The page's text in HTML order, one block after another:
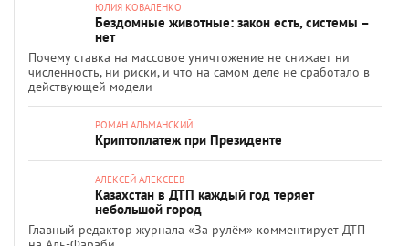
ЮЛИЯ КОВАЛЕНКО
Бездомные животные: закон есть, системы –
нет
Почему ставка на массовое уничтожение не снижает ни
численность, ни риски, и что на самом деле не сработало в
действующей модели
РОМАН АЛЬМАНСКИЙ
Криптоплатеж при Президенте
АЛЕКСЕЙ АЛЕКСЕЕВ
Казахстан в ДТП каждый год теряет
небольшой город
Главный редактор журнала «За рулём» комментирует ДТП